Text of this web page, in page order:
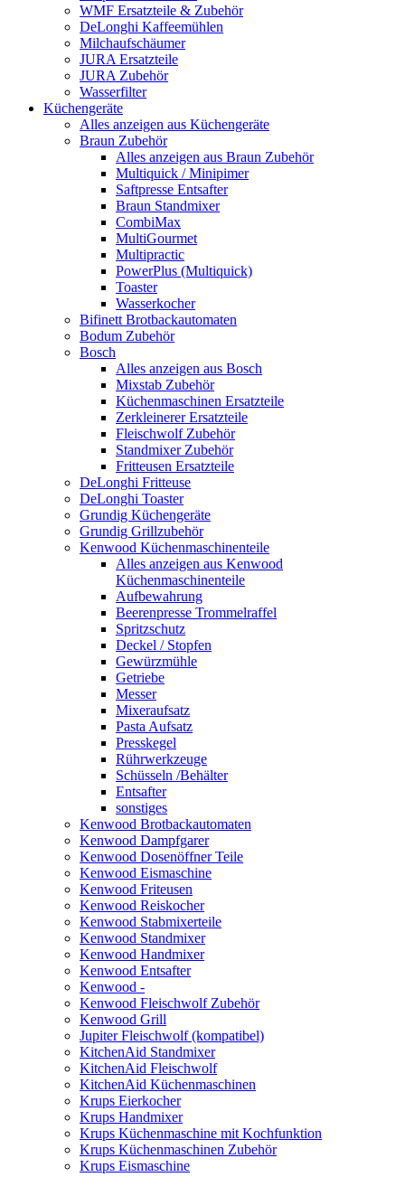
WMF Ersatzteile & Zubehör
DeLonghi Kaffeemühlen
Milchaufschäumer
JURA Ersatzteile
JURA Zubehör
Wasserfilter
Küchengeräte
Alles anzeigen aus Küchengeräte
Braun Zubehör
Alles anzeigen aus Braun Zubehör
Multiquick / Minipimer
Saftpresse Entsafter
Braun Standmixer
CombiMax
MultiGourmet
Multipractic
PowerPlus (Multiquick)
Toaster
Wasserkocher
Bifinett Brotbackautomaten
Bodum Zubehör
Bosch
Alles anzeigen aus Bosch
Mixstab Zubehör
Küchenmaschinen Ersatzteile
Zerkleinerer Ersatzteile
Fleischwolf Zubehör
Standmixer Zubehör
Fritteusen Ersatzteile
DeLonghi Fritteuse
DeLonghi Toaster
Grundig Küchengeräte
Grundig Grillzubehör
Kenwood Küchenmaschinenteile
Alles anzeigen aus Kenwood
Küchenmaschinenteile
Aufbewahrung
Beerenpresse Trommelraffel
Spritzschutz
Deckel / Stopfen
Gewürzmühle
Getriebe
Messer
Mixeraufsatz
Pasta Aufsatz
Presskegel
Rührwerkzeuge
Schüsseln /Behälter
Entsafter
sonstiges
Kenwood Brotbackautomaten
Kenwood Dampfgarer
Kenwood Dosenöffner Teile
Kenwood Eismaschine
Kenwood Friteusen
Kenwood Reiskocher
Kenwood Stabmixerteile
Kenwood Standmixer
Kenwood Handmixer
Kenwood Entsafter
Kenwood -
Kenwood Fleischwolf Zubehör
Kenwood Grill
Jupiter Fleischwolf (kompatibel)
KitchenAid Standmixer
KitchenAid Fleischwolf
KitchenAid Küchenmaschinen
Krups Eierkocher
Krups Handmixer
Krups Küchenmaschine mit Kochfunktion
Krups Küchenmaschinen Zubehör
Krups Eismaschine